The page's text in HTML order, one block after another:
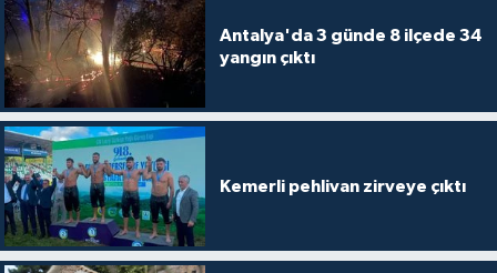
Antalya'da 3 günde 8 ilçede 34
yangın çıktı
Kemerli pehlivan zirveye çıktı